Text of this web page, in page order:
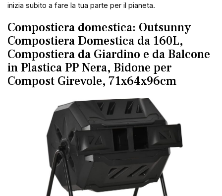
inizia subito a fare la tua parte per il pianeta.
Compostiera domestica: Outsunny
Compostiera Domestica da 160L,
Compostiera da Giardino e da Balcone
in Plastica PP Nera, Bidone per
Compost Girevole, 71x64x96cm